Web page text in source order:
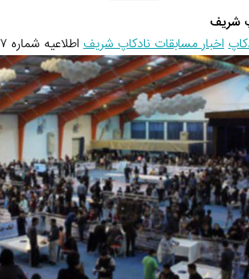
شریف
اخبار مسابقات نادکاپ شریف اطلاعیه شماره ۷ نادکاپ ۲۲ – قوانین کلی…